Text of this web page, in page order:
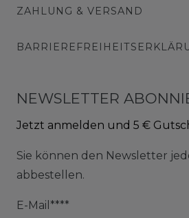
ZAHLUNG & VERSAND
NEWSLETTER
Jetzt anmelden und 5 €
Sie können den Newsletter
abbestellen.
E-Mail****